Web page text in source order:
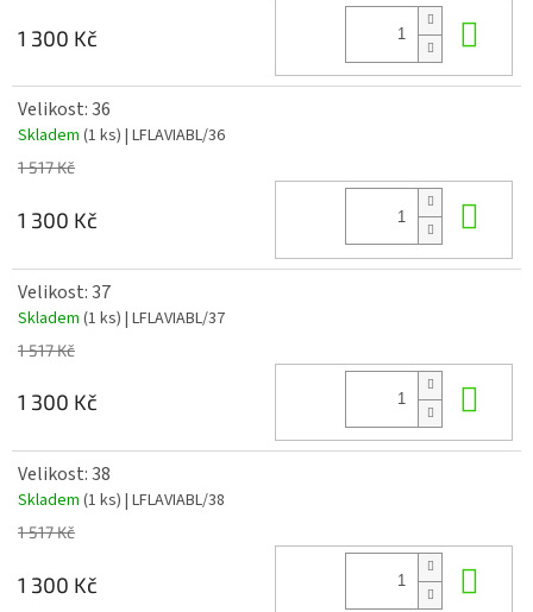
1 300 Kč
Velikost: 36
Skladem (1 ks) | LFLAVIABL/36
1 517 Kč
1 300 Kč
Velikost: 37
Skladem (1 ks) | LFLAVIABL/37
1 517 Kč
1 300 Kč
Velikost: 38
Skladem (1 ks) | LFLAVIABL/38
1 517 Kč
1 300 Kč